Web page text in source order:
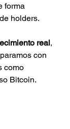
forma
holders.
real,
con
como
Bitcoin.